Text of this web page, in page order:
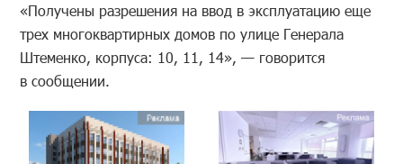
«Получены разрешения на ввод в эксплуатацию еще
трех многоквартирных домов по улице Генерала
Штеменко, корпуса: 10, 11, 14», — говорится
в сообщении.